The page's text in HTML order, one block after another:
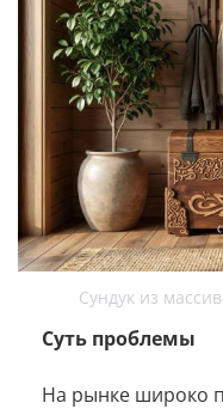
Сундук из
Суть проблемы
На рынке широко